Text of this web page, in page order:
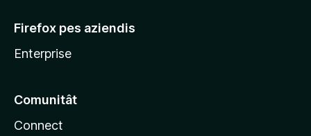
Firefox pes aziendis
Enterprise
Comunitât
Connect